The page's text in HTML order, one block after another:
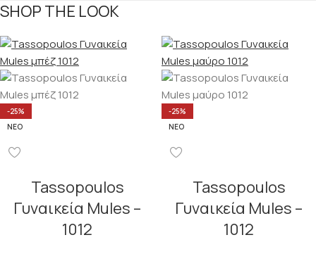
SHOP THE LOOK
-25%
ΝΈΟ
Tassopoulos
Γυναικεία Mules –
1012
-25%
ΝΈΟ
Tassopoulos
Γυναικεία Mules –
1012